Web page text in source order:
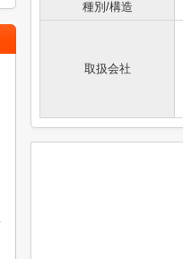
種別/構造
取扱会社